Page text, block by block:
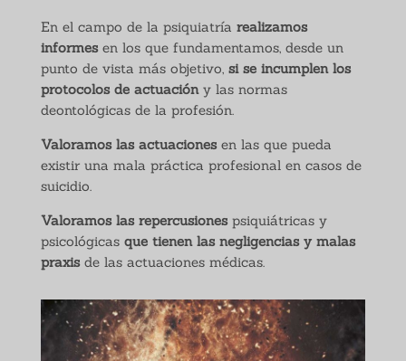
En el campo de la psiquiatría realizamos
informesen los que fundamentamos, desde un
punto de vista más objetivo, si se incumplen los
protocolos de actuacióny las normas
deontológicas de la profesión.
Valoramos las actuacionesen las que pueda
existir una mala práctica profesional en casos de
suicidio.
Valoramos las repercusionespsiquiátricas y
psicológicas que tienen las negligencias y malas
praxisde las actuaciones médicas.